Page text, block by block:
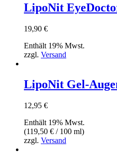
LipoNit
19,90 €
Enthält 19% Mwst.
zzgl. Versand
LipoNit Gel-
12,95 €
Enthält 19% Mwst.
(119,50 € / 100 ml)
zzgl. Versand